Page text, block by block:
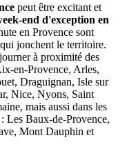
peut être excitant et
end d'exception en
en Provence sont
jonchent le territoire.
à proximité des
en-Provence, Arles,
Draguignan, Isle sur
Nice, Nyons, Saint
mais aussi dans les
Les Baux-de-Provence,
Mont Dauphin et